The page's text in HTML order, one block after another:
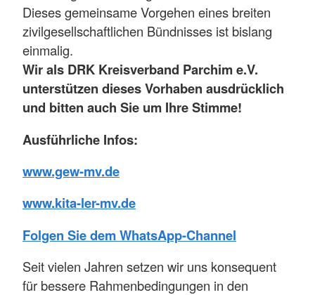
Dieses gemeinsame Vorgehen eines breiten
zivilgesellschaftlichen Bündnisses ist bislang
einmalig.
Wir als DRK Kreisverband Parchim e.V.
unterstützen dieses Vorhaben ausdrücklich
und bitten auch Sie um Ihre Stimme!
Ausführliche Infos:
www.gew-mv.de
www.kita-ler-mv.de
Folgen Sie dem WhatsApp-Channel
Seit vielen Jahren setzen wir uns konsequent
für bessere Rahmenbedingungen in den